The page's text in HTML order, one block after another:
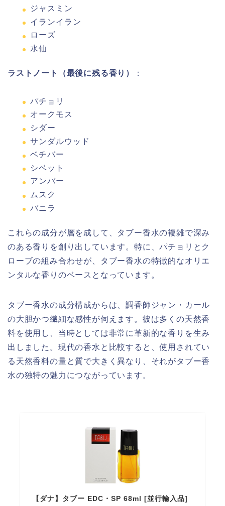
ジャスミン
イランイラン
ローズ
水仙
ラストノート（最後に残る香り） ：
パチョリ
オークモス
シダー
サンダルウッド
ベチバー
シベット
アンバー
ムスク
バニラ
これらの成分が層を成して、タブー香水の複雑で深み
のある香りを創り出しています。特に、パチョリとク
ローブの組み合わせが、タブー香水の特徴的なオリエ
ンタルな香りのベースとなっています。
タブー香水の成分構成からは、調香師ジャン・カール
の大胆かつ繊細な感性が伺えます。彼は多くの天然香
料を使用し、当時としては非常に革新的な香りを生み
出しました。現代の香水と比較すると、使用されてい
る天然香料の量と質で大きく異なり、それがタブー香
水の独特の魅力につながっています。
【ダナ】タブー EDC・SP 68ml [並行輸入品]